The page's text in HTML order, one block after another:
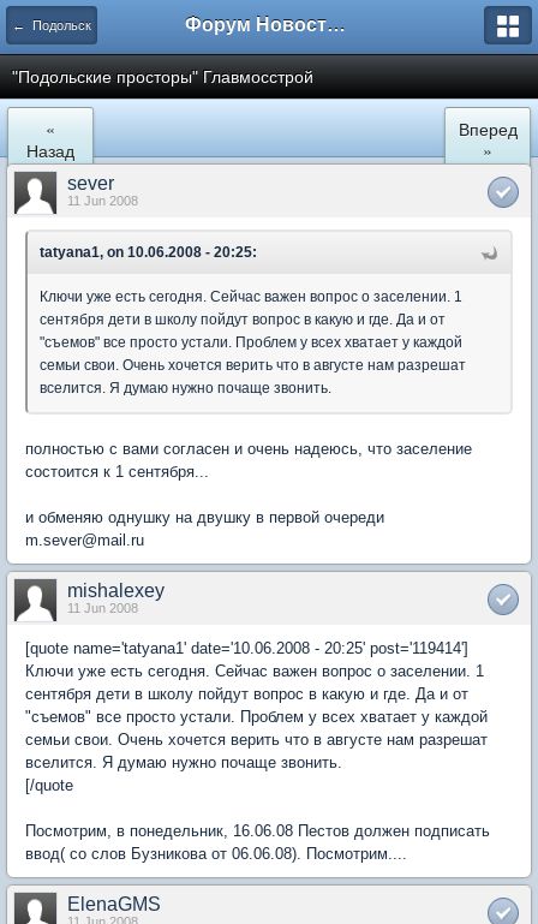
← Подольск Форум Новостройки
"Подольские просторы" Главмосстрой
«
Назад
Вперед
»
sever
11 Jun 2008
tatyana1, on 10.06.2008 - 20:25:
Ключи уже есть сегодня. Сейчас важен вопрос о заселении. 1
сентября дети в школу пойдут вопрос в какую и где. Да и от
"съемов" все просто устали. Проблем у всех хватает у каждой
семьи свои. Очень хочется верить что в августе нам разрешат
вселится. Я думаю нужно почаще звонить.
полностью с вами согласен и очень надеюсь, что заселение
состоится к 1 сентября...
и обменяю однушку на двушку в первой очереди
m.sever@mail.ru
mishalexey
11 Jun 2008
[quote name='tatyana1' date='10.06.2008 - 20:25' post='119414']
Ключи уже есть сегодня. Сейчас важен вопрос о заселении. 1
сентября дети в школу пойдут вопрос в какую и где. Да и от
"съемов" все просто устали. Проблем у всех хватает у каждой
семьи свои. Очень хочется верить что в августе нам разрешат
вселится. Я думаю нужно почаще звонить.
[/quote
Посмотрим, в понедельник, 16.06.08 Пестов должен подписать
ввод( со слов Бузникова от 06.06.08). Посмотрим....
ElenaGMS